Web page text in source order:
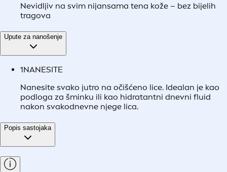
Nevidljiv na svim nijansama tena kože – bez bijelih
tragova
Upute za nanošenje
1NANESITE
Nanesite svako jutro na očišćeno lice. Idealan je kao
podloga za šminku ili kao hidratantni dnevni fluid
nakon svakodnevne njege lica.
Popis sastojaka